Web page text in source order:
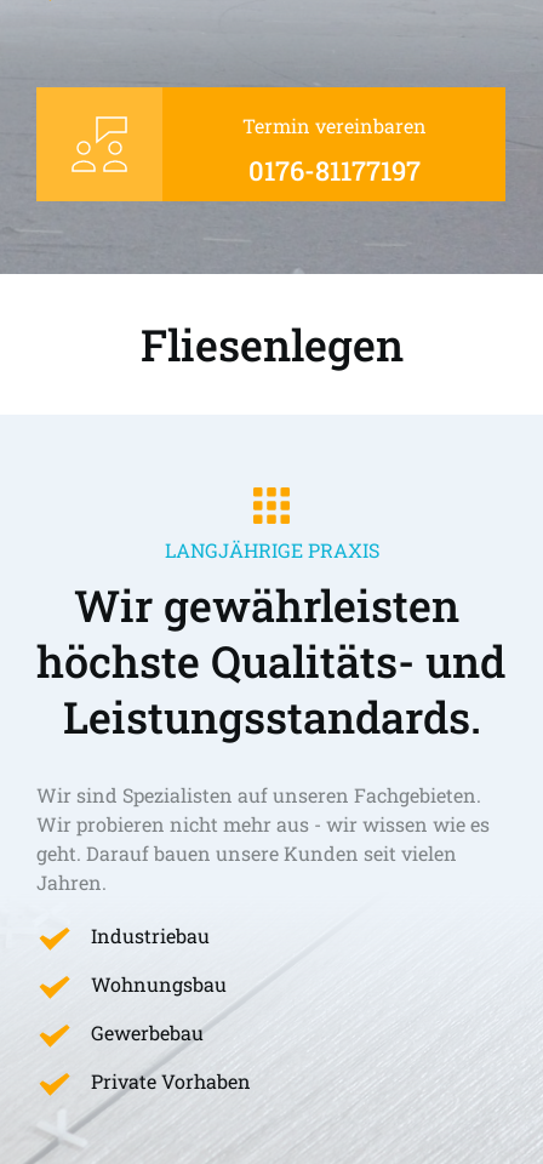
Termin vereinbaren
0176-81177197
Fliesenlegen
LANGJÄHRIGE PRAXIS
Wir gewährleisten
höchste Qualitäts- und
Leistungsstandards.
Wir sind Spezialisten auf unseren Fachgebieten.
Wir probieren nicht mehr aus - wir wissen wie es
geht. Darauf bauen unsere Kunden seit vielen
Jahren.
Industriebau
Wohnungsbau
Gewerbebau
Private Vorhaben